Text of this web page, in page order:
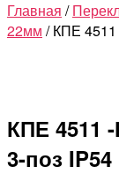
Главная /
22мм / КПЕ 4511
КПЕ 4511
3-поз IP54